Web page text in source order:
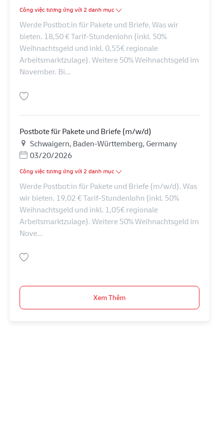
Công việc tương ứng với 2 danh mục
Werde Postbot:in für Pakete und Briefe. Was wir
bieten. 18,50 € Tarif-Stundenlohn (inkl. 50%
Weihnachtsgeld und inkl. 0,55€ regionale
Arbeitsmarktzulage). Weitere 50% Weihnachtsgeld im
November. Bi...
Postbote für Pakete und Briefe (m/w/d)
Địa điểm
Schwaigern, Baden-Württemberg, Germany
Posted Date
03/20/2026
Công việc tương ứng với 2 danh mục
Werde Postbot:in für Pakete und Briefe (m/w/d). Was
wir bieten. 19,02 € Tarif-Stundenlohn (inkl. 50%
Weihnachtsgeld und inkl. 1,05€ regionale
Arbeitsmarktzulage). Weitere 50% Weihnachtsgeld im
Nove...
Xem Thêm